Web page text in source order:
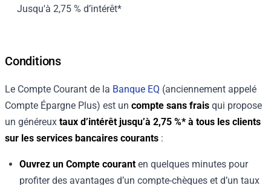
Jusqu'à 2,75 % d’intérêt*
Conditions
Le Compte Courant de la Banque EQ (anciennement appelé
Compte Épargne Plus) est un compte sans frais qui propose
un généreux taux d’intérêt jusqu’à 2,75 %* à tous les clients
sur les services bancaires courants :
Ouvrez un Compte courant en quelques minutes pour
profiter des avantages d’un compte-chèques et d’un taux